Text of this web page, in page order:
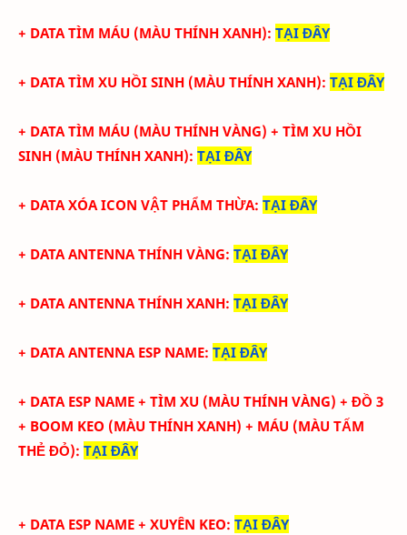
+ DATA TÌM MÁU (MÀU THÍNH XANH): TẠI ĐÂY
+ DATA TÌM XU HỒI SINH (MÀU THÍNH XANH): TẠI ĐÂY
+ DATA TÌM MÁU (MÀU THÍNH VÀNG) + TÌM XU HỒI
SINH (MÀU THÍNH XANH): TẠI ĐÂY
+ DATA XÓA ICON VẬT PHẨM THỪA: TẠI ĐÂY
+ DATA ANTENNA THÍNH VÀNG: TẠI ĐÂY
+ DATA ANTENNA THÍNH XANH: TẠI ĐÂY
+ DATA ANTENNA ESP NAME: TẠI ĐÂY
+ DATA ESP NAME + TÌM XU (MÀU THÍNH VÀNG) + ĐỒ 3
+ BOOM KEO (MÀU THÍNH XANH) + MÁU (MÀU TẤM
THẺ ĐỎ): TẠI ĐÂY
+ DATA ESP NAME + XUYÊN KEO: TẠI ĐÂY